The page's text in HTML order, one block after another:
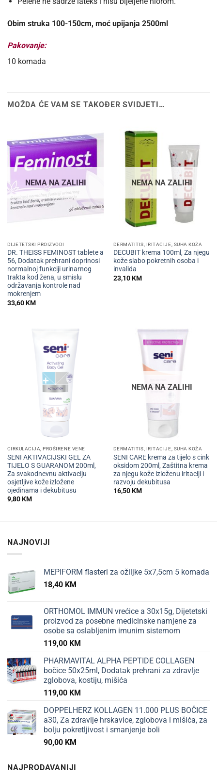
Obim struka 100-150cm, moć upijanja 2500ml
Pakovanje:
10 komada
MOŽDA ĆE VAM SE TAKOĐER SVIDJETI…
NEMA NA ZALIHI
DIJETETSKI PROIZVODI
DR. THEISS FEMINOST tablete a
56, Dodatak prehrani doprinosi
normalnoj funkciji urinarnog
trakta kod žena, u smislu
održavanja kontrole nad
mokrenjem
33,60KM
NEMA NA ZALIHI
DERMATITIS, IRITACIJE, SUHA KOŽA
DECUBIT krema 100ml, Za njegu
kože slabo pokretnih osoba i
invalida
23,10KM
CIRKULACIJA, PROŠIRENE VENE
SENI AKTIVACIJSKI GEL ZA
TIJELO S GUARANOM 200ml,
Za svakodnevnu aktivaciju
osjetljive kože izložene
ojedinama i dekubitusu
9,80KM
NEMA NA ZALIHI
DERMATITIS, IRITACIJE, SUHA KOŽA
SENI CARE krema za tijelo s cink
oksidom 200ml, Zaštitna krema
za njegu kože izloženu iritaciji i
razvoju dekubitusa
16,50KM
NAJNOVIJI
MEPIFORM flasteri za ožiljke 5x7,5cm 5 komada
18,40 KM
ORTHOMOL IMMUN vrećice a 30x15g, Dijetetski
proizvod za posebne medicinske namjene za
osobe sa oslabljenim imunim sistemom
119,00 KM
PHARMAVITAL ALPHA PEPTIDE COLLAGEN
bočice 50x25ml, Dodatak prehrani za zdravlje
zglobova, kostiju, mišića
119,00 KM
DOPPELHERZ KOLLAGEN 11.000 PLUS BOČICE
a30, Za zdravlje hrskavice, zglobova i mišića, za
bolju pokretljivost i smanjenje boli
90,00 KM
NAJPRODAVANIJI